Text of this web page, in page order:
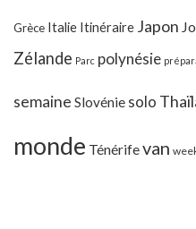
Grèce Italie Itinéraire Japon
Zélande Parc polynésie
semaine Slovénie solo
monde Ténérifevan